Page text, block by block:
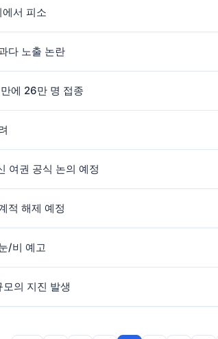
서 피소
다 노출 논란
에 26만 명 접종
여권 공식 논의 예정
적 해제 예정
/비 예고
의 지진 발생